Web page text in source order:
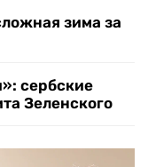
зима за
сербские
Зеленского